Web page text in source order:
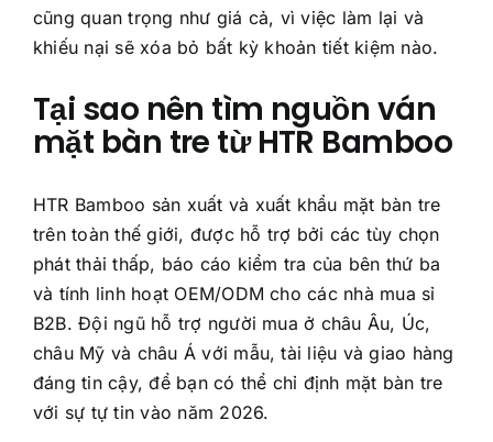
cũng quan trọng như giá cả, vì việc làm lại và
khiếu nại sẽ xóa bỏ bất kỳ khoản tiết kiệm nào.
Tại sao nên tìm nguồn ván
mặt bàn tre từ HTR Bamboo
HTR Bamboo sản xuất và xuất khẩu mặt bàn tre
trên toàn thế giới, được hỗ trợ bởi các tùy chọn
phát thải thấp, báo cáo kiểm tra của bên thứ ba
và tính linh hoạt OEM/ODM cho các nhà mua sỉ
B2B. Đội ngũ hỗ trợ người mua ở châu Âu, Úc,
châu Mỹ và châu Á với mẫu, tài liệu và giao hàng
đáng tin cậy, để bạn có thể chỉ định mặt bàn tre
với sự tự tin vào năm 2026.